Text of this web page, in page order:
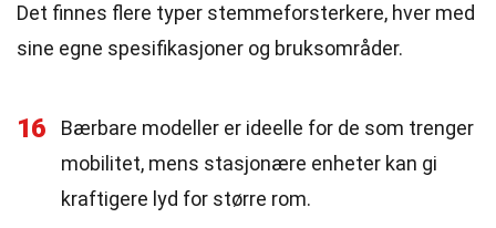
Det finnes flere typer stemmeforsterkere, hver med
sine egne spesifikasjoner og bruksområder.
16
Bærbare modeller er ideelle for de som trenger
mobilitet, mens stasjonære enheter kan gi
kraftigere lyd for større rom.